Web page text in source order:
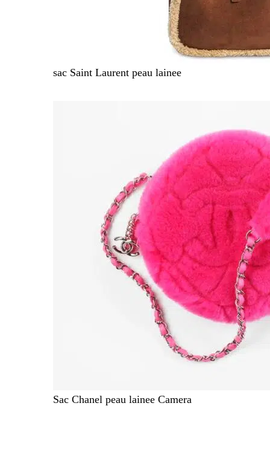
sac Saint Laurent peau lainee
Sac Chanel peau lainee Camera